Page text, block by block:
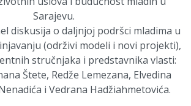
Sarajevu.
diskusija o daljnjoj podršci mladima u
(održivi modeli i novi projekti),
stručnjaka i predstavnika vlasti:
Štete, Redže Lemezana, Elvedina
i Vedrana Hadžiahmetovića.